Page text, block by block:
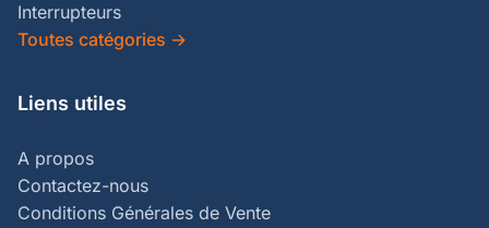
Interrupteurs
Toutes catégories →
Liens utiles
A propos
Contactez-nous
Conditions Générales de Vente